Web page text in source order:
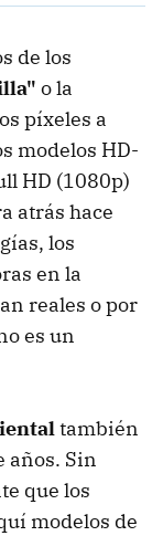
de los
o la
píxeles a
modelos HD-
HD (1080p)
atrás hace
los
en la
reales o por
es un
también
años. Sin
que los
modelos de